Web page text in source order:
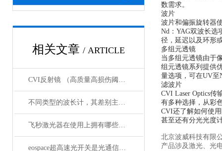
相关文章 / ARTICLE
CVI反射镜 （高质量高损伤阈值反射镜）产品介绍
不同类型的波长计，其差别主要体现在以下这些地方
飞秒激光器在使用上拥有哪些特点？
eospace超高速光开关是光通信领域的革新之作
数需求。
波片
波片和偏振旋转器
Nd：YAG双波长选
径，延迟以及环形
多组元透镜
当多组元透镜由于
组元透镜系列提供
量选项，可在UV至
滤波片
CVI Laser Optics
有多种选择，从彩
CVI还了解如何使
甚至还有分光光度
北京波威科技有限
产品涉及激光、光